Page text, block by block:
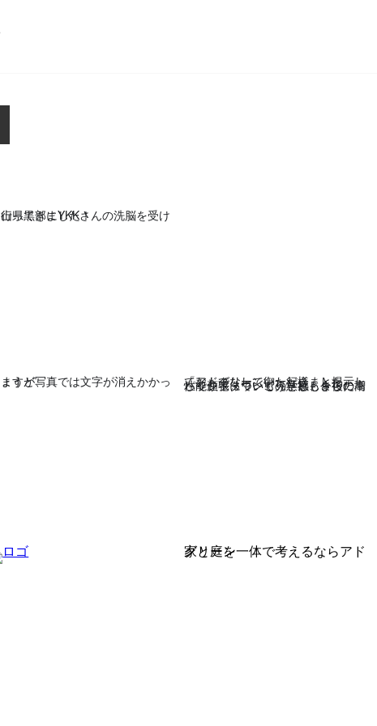
部にYKKさんの洗脳を受けに行ってきました！
真では文字が消えかかってますが、 「アドグリーン御一行様」と掲示しておもてなしていただきました。
パッシブタウンも見学し、今後の高性能住宅についての意欲もさらに増して頑張っていこうと感じました！
家と庭を一体で考えるならアドグリーン